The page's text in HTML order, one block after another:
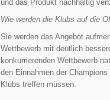
und das Produkt nachhaltig
Wie werden die Klubs auf die
Sie werden das Angebot
Wettbewerb mit deutlich
konkurrierenden Wettbewerb
den Einnahmen der
Klubs treffen müssen.